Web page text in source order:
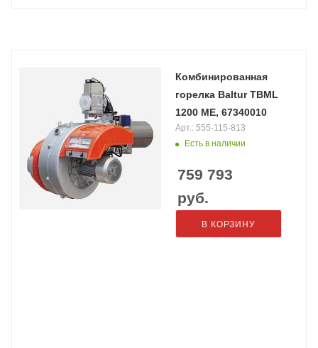
Комбинированная
горелка Baltur TBML
1200 ME, 67340010
Есть в наличии
Арт.: 555-115-813
759 793
руб.
В КОРЗИНУ